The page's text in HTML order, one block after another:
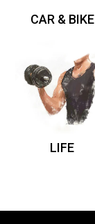
CAR & BIKE
LIFE